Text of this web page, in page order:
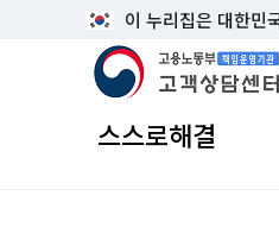
이 누리집은 대한민
고용노동부 책임운영기
스스로해결